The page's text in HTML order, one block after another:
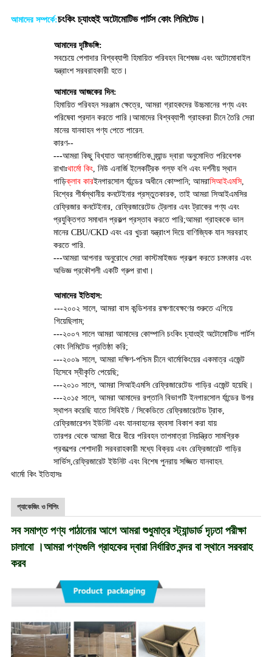
আমাদের সম্পর্কে:চংকিং চ্যাংহুই অটোমোটিভ পার্টস কোং লিমিটেড।
আমাদের দৃষ্টিভঙ্গি:
সবচেয়ে পেশাদার বিশ্বব্যাপী হিমায়িত পরিবহন বিশেষজ্ঞ এবং অটোমোবাইল
যন্ত্রাংশ সরবরাহকারী হতে।
আমাদের আজকের দিন:
হিমায়িত পরিবহন সরঞ্জাম ক্ষেত্রে, আমরা গ্রাহকদের উচ্চমানের পণ্য এবং
পরিষেবা প্রদান করতে পারি।আমাদের বিশ্বব্যাপী গ্রাহকরা চীনে তৈরি সেরা
মানের যানবাহন পণ্য পেতে পারেন.
কারণ--
---আমরা কিছু বিখ্যাত আন্তর্জাতিক ব্র্যান্ড দ্বারা অনুমোদিত পরিবেশক
রাখাঃথার্মো কিং , নিউ এনার্জি ইলেকট্রিক গল্ফ বগি এবং দর্শনীয় স্থান
গাড়িক্লাব কারইনগারসোল র্যান্ডের অধীনে কোম্পানি; আমরাসিআইএমসি
বিশ্বের শীর্ষস্থানীয় কনটেইনার প্রস্তুতকারক, তাই আমরা সিআইএমসির
রেফ্রিজার কনটেইনার, রেফ্রিজারেটেড ট্রেলার এবং ট্রাকের পণ্য এবং
প্রযুক্তিগত সমাধান প্রকল্প প্রস্তাব করতে পারি;আমরা গ্রাহককে ভাল
মানের CBU/CKD এবং এর খুচরা যন্ত্রাংশ দিয়ে বাণিজ্যিক যান সরবরাহ
করতে পারি.
---আমরা আপনার অনুরোধে সেরা কাস্টমাইজড প্রকল্প করতে চমৎকার এবং
অভিজ্ঞ প্রকৌশলী একটি গ্রুপ রাখা।
আমাদের ইতিহাস:
---২০০২ সালে, আমরা বাস কন্ডিশনার রক্ষণাবেক্ষণের শুরুতে এগিয়ে
গিয়েছিলাম;
---২০০৭ সালে আমরা আমাদের কোম্পানি চংকিং চ্যাংহুই অটোমোটিভ পার্টস
কোং লিমিটেড প্রতিষ্ঠা করি;
---২০০৯ সালে, আমরা দক্ষিণ-পশ্চিম চীনে থার্মোকিংয়ের একমাত্র এজেন্ট
হিসেবে স্বীকৃতি পেয়েছি;
---২০১০ সালে, আমরা সিআইএমসি রেফ্রিজারেটেড গাড়ির এজেন্ট হয়েছি।
---২০১৫ সালে, আমরা আমাদের রপ্তানি বিভাগটি ইনগারসোল র্যান্ডের উপর
স্থাপন করেছি যাতে সিবিইউ / সিকেডিতে রেফ্রিজারেটেড ট্রাক,
রেফ্রিজারেশন ইউনিট এবং যানবাহনের ব্যবসা বিকাশ করা যায়
তারপর থেকে আমরা ধীরে ধীরে পরিবহন তাপমাত্রা নিয়ন্ত্রিত সামগ্রিক
প্রকল্পের পেশাদারী সরবরাহকারী মধ্যে বিক্রয় এবং রেফ্রিজারেট গাড়ির
সার্ভিস,রেফ্রিজারেট ইউনিট এবং বিশেষ পুনরায় সজ্জিত যানবাহন.
থার্মো কিং ইতিহাসঃ
প্যাকেজিং ও শিপিং
সব সমাপ্ত পণ্য পাঠানোর আগে আমরা শুধুমাত্র স্ট্যান্ডার্ড দৃঢ়তা পরীক্ষা
চালাবো ।আমরা পণ্যগুলি গ্রাহকের দ্বারা নির্ধারিত বন্দর বা স্থানে সরবরাহ
করব